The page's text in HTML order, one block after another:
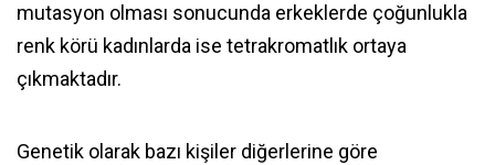
mutasyon olması sonucunda erkeklerde çoğunlukla
renk körü kadınlarda ise tetrakromatlık ortaya
çıkmaktadır.
Genetik olarak bazı kişiler diğerlerine göre